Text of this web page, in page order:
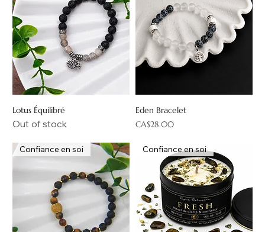
Lotus Équilibré
Out of stock
Eden Bracelet
Price
CA$28.00
Confiance en soi Confiance en soi